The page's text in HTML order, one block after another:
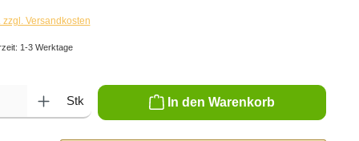
Versandkosten
1-3 Werktage
den gewünschten Wert ein oder benutze die Schaltflächen um die Anzahl zu
Stk In den Warenkorb